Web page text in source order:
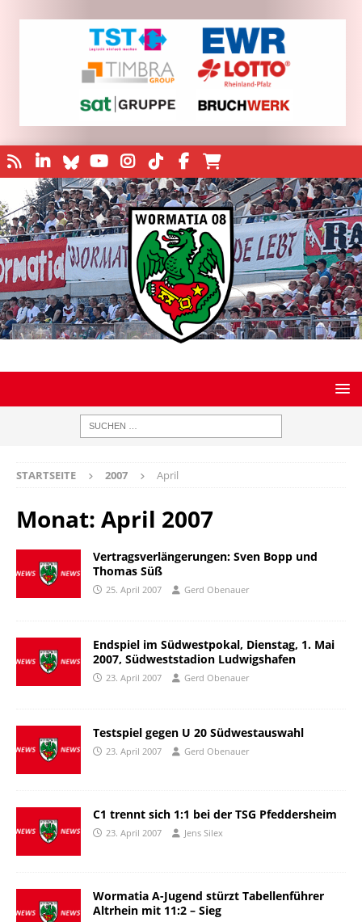
STARTSEITE 2007 April
Monat: April 2007
Vertragsverlängerungen: Sven Bopp und
Thomas Süß
25. April 2007 Gerd Obenauer
Endspiel im Südwestpokal, Dienstag, 1. Mai
2007, Südweststadion Ludwigshafen
23. April 2007 Gerd Obenauer
Testspiel gegen U 20 Südwestauswahl
23. April 2007 Gerd Obenauer
C1 trennt sich 1:1 bei der TSG Pfeddersheim
23. April 2007 Jens Silex
Wormatia A-Jugend stürzt Tabellenführer
Altrhein mit 11:2 – Sieg